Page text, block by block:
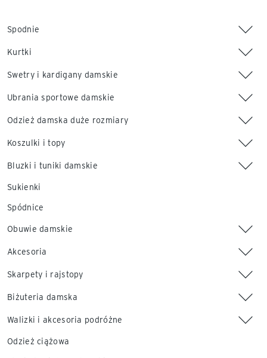
Spodnie
Kurtki
Swetry i kardigany damskie
Ubrania sportowe damskie
Odzież damska duże rozmiary
Koszulki i topy
Bluzki i tuniki damskie
Sukienki
Spódnice
Obuwie damskie
Akcesoria
Skarpety i rajstopy
Biżuteria damska
Walizki i akcesoria podróżne
Odzież ciążowa